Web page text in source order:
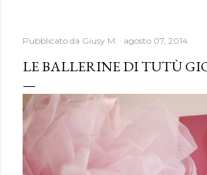
Pubblicato da Giusy M. agosto 07, 2014
LE BALLERINE DI TUTÙ